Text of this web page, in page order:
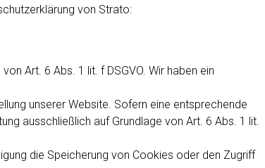
von Strato:
Art. 6 Abs. 1 lit. f DSGVO. Wir haben ein
unserer Website. Sofern eine entsprechende
ausschließlich auf Grundlage von Art. 6 Abs. 1 lit.
die Speicherung von Cookies oder den Zugriff